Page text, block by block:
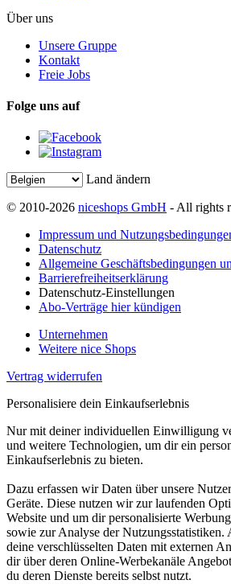
Über uns
Unsere Gruppe
Kontakt
Freie Jobs
Folge uns auf
Land ändern
© 2010-2026 niceshops GmbH - All rights
Impressum und
Datenschutz
Allgemeine Geschäftsbedingungen
Barrierefreiheitserklärung
Datenschutz-Einstellungen
Abo-Verträge hier kündigen
Unternehmen
Weitere nice Shops
Vertrag widerrufen
Personalisiere dein Einkaufserlebnis
Nur mit deiner individuellen Einwilligung
und weitere Technologien, um dir ein
Einkaufserlebnis zu bieten.
Dazu erfassen wir Daten über unsere
Geräte. Diese nutzen wir zur laufenden
Website und um dir personalisierte
sowie zur Analyse der
deine verschlüsselten Daten mit externen
dir über deren Online-Werbekanäle
du deren Dienste bereits selbst nutzt.